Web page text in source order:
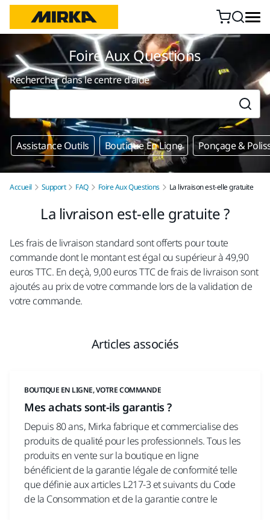
Foire Aux Questions
Rechercher dans le centre d'aide
Assistance Outils Boutique En Ligne Ponçage &
Accueil Support FAQ Foire Aux Questions La livraison est-elle gratuite
La livraison est-elle gratuite ?
Les frais de livraison standard sont offerts pour toute
commande dont le montant est égal ou supérieur à 49,90
euros TTC. En deçà, 9,00 euros TTC de frais de livraison sont
ajoutés au prix de votre commande lors de la validation de
votre commande.
Articles associés
BOUTIQUE EN LIGNE, VOTRE COMMANDE
Mes achats sont-ils garantis ?
Depuis 80 ans, Mirka fabrique et commercialise des
produits de qualité pour les professionnels. Tous les
produits en vente sur la boutique en ligne
bénéficient de la garantie légale de conformité telle
que définie aux articles L217-3 et suivants du Code
de la Consommation et de la garantie contre le